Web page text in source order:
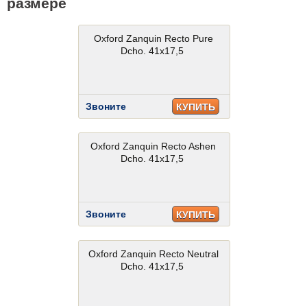
Oxford Zanquin Recto Pure
Dcho. 41x17,5
Звоните КУПИТЬ
Oxford Zanquin Recto Ashen
Dcho. 41x17,5
Звоните КУПИТЬ
Oxford Zanquin Recto Neutral
Dcho. 41x17,5